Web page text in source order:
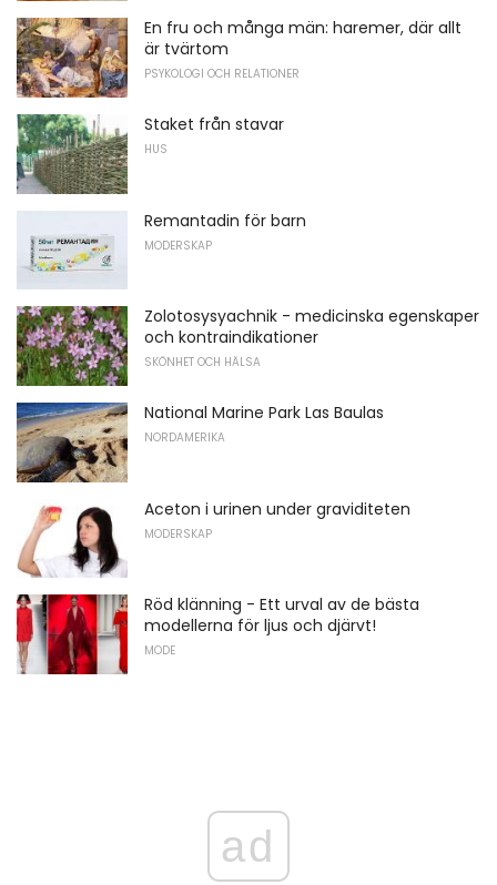
En fru och många män: haremer, där allt
är tvärtom
PSYKOLOGI OCH RELATIONER
Staket från stavar
HUS
Remantadin för barn
MODERSKAP
Zolotosysyachnik - medicinska egenskaper
och kontraindikationer
SKÖNHET OCH HÄLSA
National Marine Park Las Baulas
NORDAMERIKA
Aceton i urinen under graviditeten
MODERSKAP
Röd klänning - Ett urval av de bästa
modellerna för ljus och djärvt!
MODE
ad